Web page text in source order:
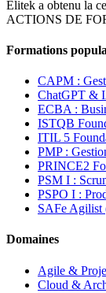
Elitek a obtenu la
ACTIONS DE
Formations
CAPM :
ChatGPT &
ECBA :
ISTQB
ITIL 5
PMP :
PRINCE2
PSM I :
PSPO I :
SAFe Agilist
Domaines
Agile &
Cloud &